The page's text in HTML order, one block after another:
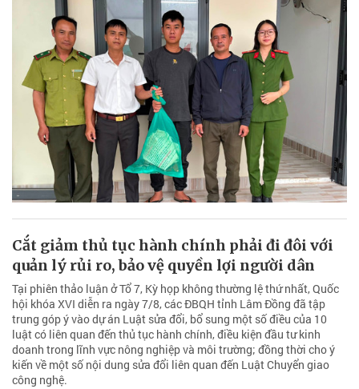
Cắt giảm thủ tục hành chính phải đi đôi với
quản lý rủi ro, bảo vệ quyền lợi người dân
Tại phiên thảo luận ở Tổ 7, Kỳ họp không thường lệ thứ nhất, Quốc
hội khóa XVI diễn ra ngày 7/8, các ĐBQH tỉnh Lâm Đồng đã tập
trung góp ý vào dự án Luật sửa đổi, bổ sung một số điều của 10
luật có liên quan đến thủ tục hành chính, điều kiện đầu tư kinh
doanh trong lĩnh vực nông nghiệp và môi trường; đồng thời cho ý
kiến về một số nội dung sửa đổi liên quan đến Luật Chuyển giao
công nghệ.